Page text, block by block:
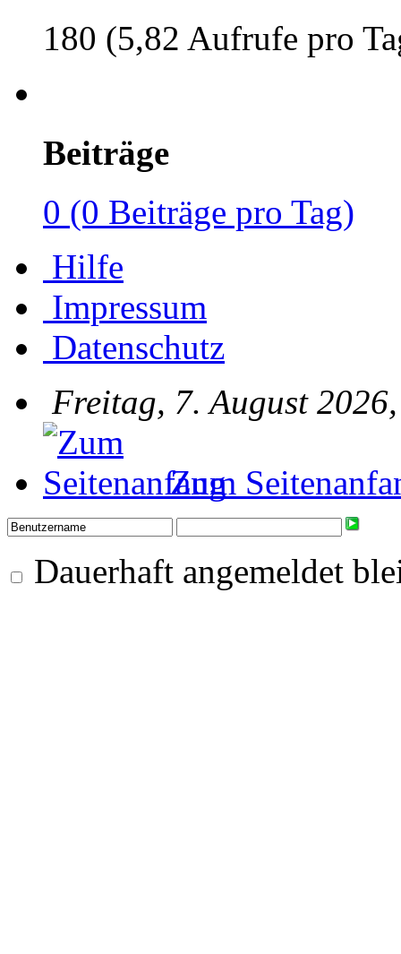
180 (5,82 Aufrufe pro
Beiträge
0 (0 Beiträge pro Tag)
Hilfe
Impressum
Datenschutz
Freitag, 7. August
Zum
Dauerhaft angemeldet